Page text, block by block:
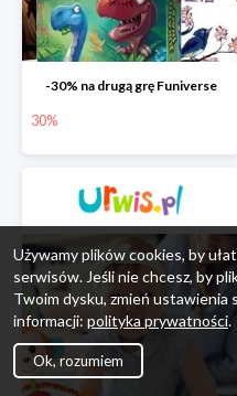
-30% na drugą grę Funiverse
30%
Używamy plików cookies, by
serwisów. Jeśli nie chcesz, by
Twoim dysku, zmień ustawienia
informacji: polityka prywatności.
Ok, rozumiem